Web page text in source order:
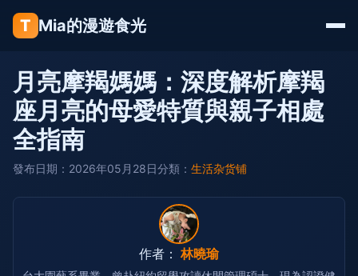
T Mia的漫遊食光
月亮摩羯媽媽：深度解析摩羯
座月亮的母愛特質與親子相處
全指南
發布日期：2026年05月28日分類： 生活杂货铺
作者：林曉瑜